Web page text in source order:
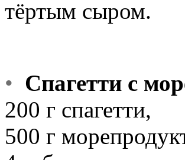
тёртым сыром.
• Спагетти с
200 г спагетти,
500 г